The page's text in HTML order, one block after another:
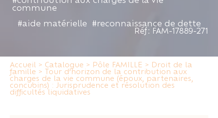
commune
#aide matérielle #reconnaissance de dette
Réf: FAM-17889-271
Accueil > Catalogue > Pôle FAMILLE > Droit de la
famille > Tour d’horizon de la contribution aux
charges de la vie commune (époux, partenaires,
concubins) : Jurisprudence et résolution des
difficultés liquidatives